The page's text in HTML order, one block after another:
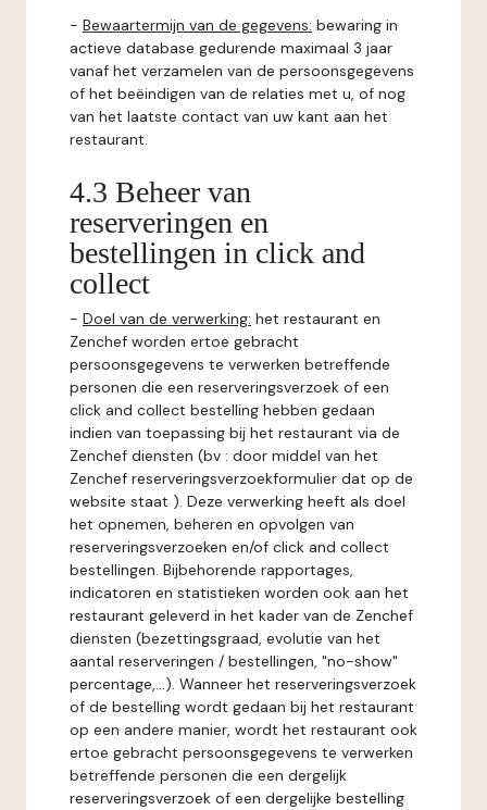
- Bewaartermijn van de gegevens: bewaring in
actieve database gedurende maximaal 3 jaar
vanaf het verzamelen van de persoonsgegevens
of het beëindigen van de relaties met u, of nog
van het laatste contact van uw kant aan het
restaurant.
4.3 Beheer van
reserveringen en
bestellingen in click and
collect
- Doel van de verwerking: het restaurant en
Zenchef worden ertoe gebracht
persoonsgegevens te verwerken betreffende
personen die een reserveringsverzoek of een
click and collect bestelling hebben gedaan
indien van toepassing bij het restaurant via de
Zenchef diensten (bv : door middel van het
Zenchef reserveringsverzoekformulier dat op de
website staat ). Deze verwerking heeft als doel
het opnemen, beheren en opvolgen van
reserveringsverzoeken en/of click and collect
bestellingen. Bijbehorende rapportages,
indicatoren en statistieken worden ook aan het
restaurant geleverd in het kader van de Zenchef
diensten (bezettingsgraad, evolutie van het
aantal reserveringen / bestellingen, "no-show"
percentage,...). Wanneer het reserveringsverzoek
of de bestelling wordt gedaan bij het restaurant
op een andere manier, wordt het restaurant ook
ertoe gebracht persoonsgegevens te verwerken
betreffende personen die een dergelijk
reserveringsverzoek of een dergelijke bestelling